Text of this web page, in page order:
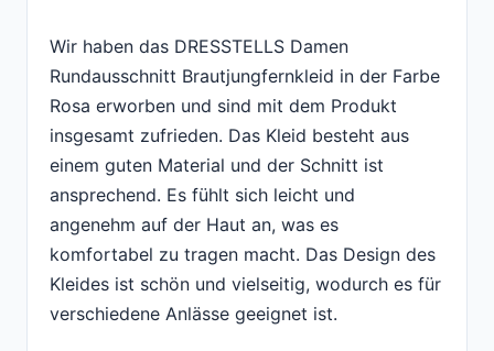
Wir haben das DRESSTELLS Damen
Rundausschnitt Brautjungfernkleid in der Farbe
Rosa erworben und sind mit dem Produkt
insgesamt zufrieden. Das Kleid besteht aus
einem guten Material und der Schnitt ist
ansprechend. Es fühlt sich leicht und
angenehm auf der Haut an, was es
komfortabel zu tragen macht. Das Design des
Kleides ist schön und vielseitig, wodurch es für
verschiedene Anlässe geeignet ist.